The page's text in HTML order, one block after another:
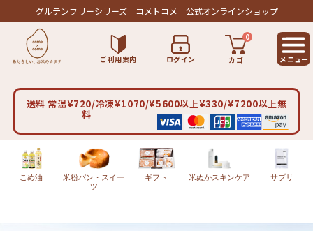
グルテンフリーシリーズ「コメトコメ」公式オンラインショップ
ご利用案内 ログイン カゴ
0
送料 常温¥720/冷凍¥1070/¥5600以上¥330/¥7200以上無
料
こめ油
米粉パン・スイー
ツ
ギフト 米ぬかスキンケア サプリ